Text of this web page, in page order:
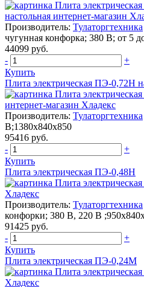
Производитель: Тулаторгтехника
чугунная конфорка; 380 В; от 5
44099 руб.
-
+
Купить
Плита электрическая ПЭ-0,72Н
Производитель: Тулаторгтехника
В;1380х840х850
95416 руб.
-
+
Купить
Плита электрическая ПЭ-0,48Н
Производитель: Тулаторгтехника
конфорки; 380 В, 220 В
91425 руб.
-
+
Купить
Плита электрическая ПЭ-0,24М